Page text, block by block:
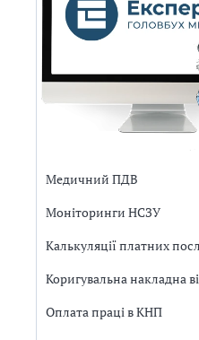
Медичний ПДВ
Моніторинги НСЗУ
Калькуляції платних
Коригувальна накладна
Оплата праці в КНП